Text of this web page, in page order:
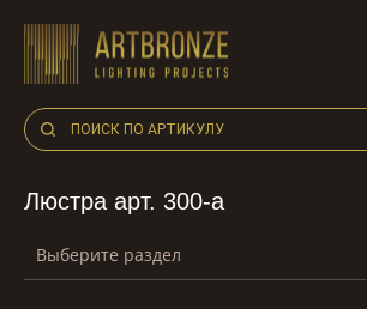
content
Люстра арт. 300-a
Выберите раздел